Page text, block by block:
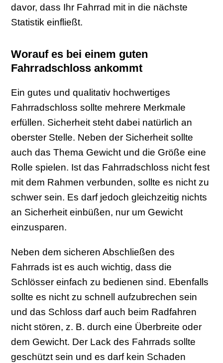
davor, dass Ihr Fahrrad mit in die nächste
Statistik einfließt.
Worauf es bei einem guten
Fahrradschloss ankommt
Ein gutes und qualitativ hochwertiges
Fahrradschloss sollte mehrere Merkmale
erfüllen. Sicherheit steht dabei natürlich an
oberster Stelle. Neben der Sicherheit sollte
auch das Thema Gewicht und die Größe eine
Rolle spielen. Ist das Fahrradschloss nicht fest
mit dem Rahmen verbunden, sollte es nicht zu
schwer sein. Es darf jedoch gleichzeitig nichts
an Sicherheit einbüßen, nur um Gewicht
einzusparen.
Neben dem sicheren Abschließen des
Fahrrads ist es auch wichtig, dass die
Schlösser einfach zu bedienen sind. Ebenfalls
sollte es nicht zu schnell aufzubrechen sein
und das Schloss darf auch beim Radfahren
nicht stören, z. B. durch eine Überbreite oder
dem Gewicht. Der Lack des Fahrrads sollte
geschützt sein und es darf kein Schaden